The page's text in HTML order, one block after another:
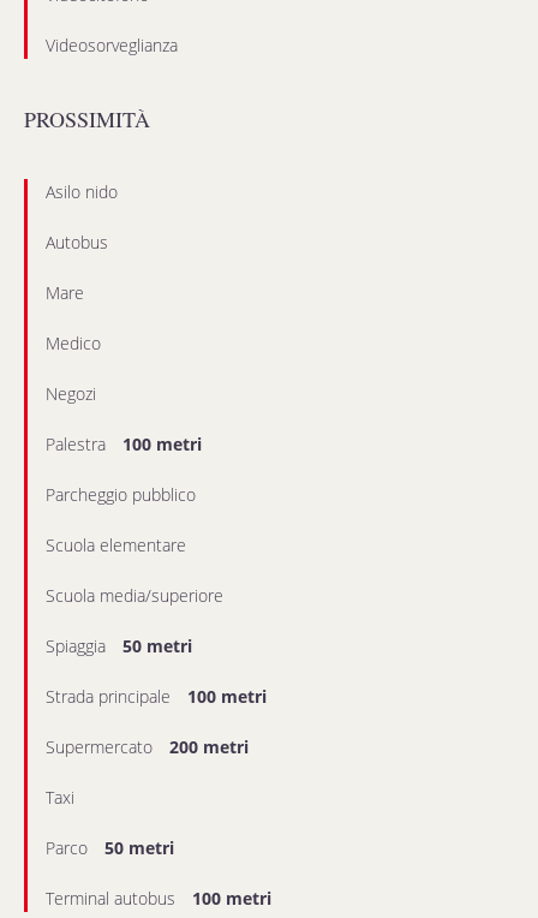
Videosorveglianza
PROSSIMITÀ
Asilo nido
Autobus
Mare
Medico
Negozi
Palestra 100 metri
Parcheggio pubblico
Scuola elementare
Scuola media/superiore
Spiaggia 50 metri
Strada principale 100 metri
Supermercato 200 metri
Taxi
Parco 50 metri
Terminal autobus 100 metri